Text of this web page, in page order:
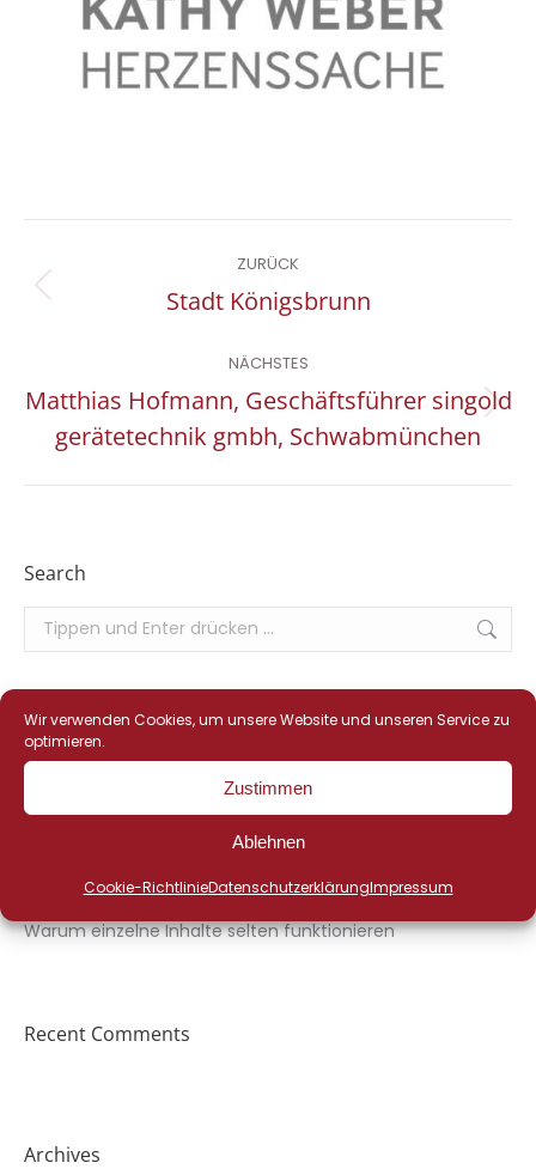
Wir verwenden Cookies, um unsere Website und unseren Service zu
optimieren.
Zustimmen
Ablehnen
Cookie-RichtlinieDatenschutzerklärungImpressum
navigation
ZURÜCK
Previous
Stadt Königsbrunn
NÄCHSTES
Next
project:
Matthias Hofmann, Geschäftsführer singold
gerätetechnik gmbh, Schwabmünchen
Search
Search:
Recent Posts
Mehr als nur ein neuer Anstrich
Warum gute Inhalte ohne Strategie wirkungslos bleiben
Warum gute Inhalte ohne Strategie wirkungslos bleiben
Warum einzelne Inhalte selten funktionieren
Recent Comments
Archives